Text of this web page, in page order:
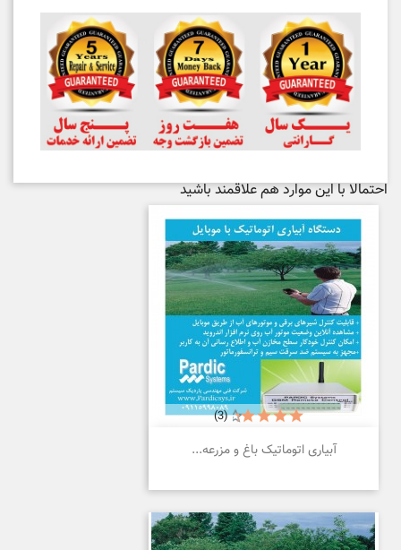
احتمالا با این موارد هم علاقمند باشید
آبیاری اتوماتیک باغ و مزرعه...
(3)